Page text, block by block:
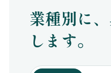
業種別に
します。